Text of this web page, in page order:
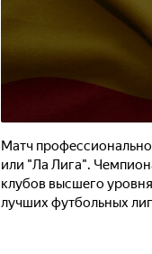
Матч
или "Ла Лига".
клубов высшего
лучших футбольных